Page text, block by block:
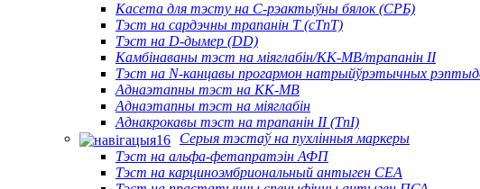
Касета для тэсту на С-рэактыўны бялок (СРБ)
Тэст на сардэчны трапанін Т (cTnT)
Тэст на D-дымер (DD)
Камбінаваны тэст на міяглабін/КК-МВ/трапанін II
Тэст на N-канцавы прогармон натрыйўрэтычных
Аднаэтапны тэст на КК-МВ
Аднаэтапны тэст на міяглабін
Аднакрокавы тэст на трапанін II (TnI)
Серыя тэстаў на пухлінныя маркеры
Тэст на альфа-фетапратэін АФП
Тэст на карциноэмбриональный антыген CEA